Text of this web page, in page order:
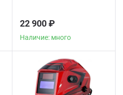
22 900 ₽
Наличие: много